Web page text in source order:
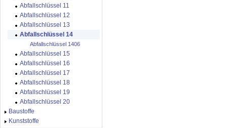
Abfallschlüssel 11
Abfallschlüssel 12
Abfallschlüssel 13
Abfallschlüssel 14
Abfallschlüssel 1406
Abfallschlüssel 15
Abfallschlüssel 16
Abfallschlüssel 17
Abfallschlüssel 18
Abfallschlüssel 19
Abfallschlüssel 20
Baustoffe
Kunststoffe